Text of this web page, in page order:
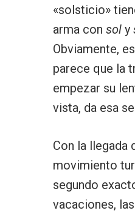
«solsticio»
arma con sol y
Obviamente,
parece que la
empezar su
vista, da esa
Con la llegada
movimiento
segundo
vacaciones,